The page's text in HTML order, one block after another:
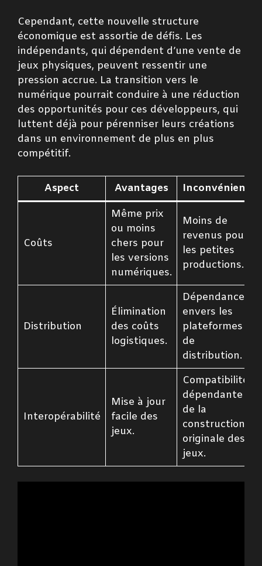
Cependant, cette nouvelle structure
économique est assortie de défis. Les
indépendants, qui dépendent d’une vente de
jeux physiques, peuvent ressentir une
pression accrue. La transition vers le
numérique pourrait conduire à une réduction
des opportunités pour ces développeurs, qui
luttent déjà pour pérenniser leurs créations
dans un environnement de plus en plus
compétitif.
Aspect Avantages Inconvénients
Coûts
Même prix
ou moins
chers pour
les versions
numériques.
Moins de
revenus pour
les petites
productions.
Distribution
Élimination
des coûts
logistiques.
Dépendance
envers les
plateformes
de
distribution.
Interopérabilité
Mise à jour
facile des
jeux.
Compatibilité
dépendante
de la
construction
originale des
jeux.